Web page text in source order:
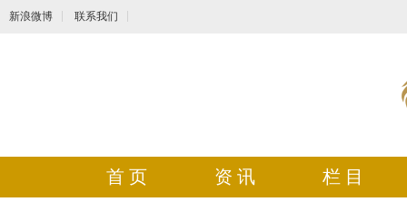
新浪微博 联系我们
首 页 资 讯 栏 目